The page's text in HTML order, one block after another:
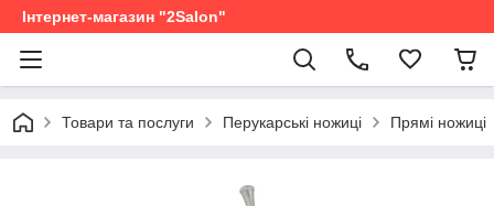
Інтернет-магазин "2Salon"
Товари та послуги Перукарські ножиці Прямі ножиці